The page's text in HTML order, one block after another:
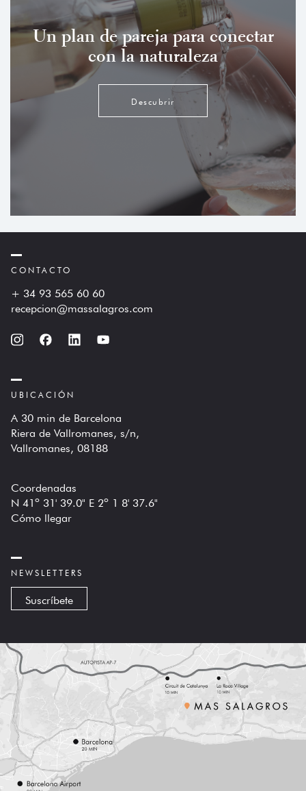
Un plan de pareja para conectar
con la naturaleza
Descubrir
CONTACTO
+ 34 93 565 60 60
recepcion@massalagros.com
UBICACIÓN
A 30 min de Barcelona
Riera de Vallromanes, s/n,
Vallromanes, 08188
Coordenadas
N 41º 31' 39.0" E 2º 1 8' 37.6"
Cómo llegar
NEWSLETTERS
Suscríbete